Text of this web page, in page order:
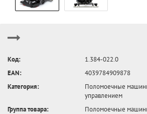
Код:
1.384-022.0
EAN:
4039784909878
Категория:
Поломоечные
управлением
Группа товара:
Поломоечные